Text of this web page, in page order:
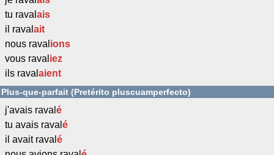
tu raval ais
il raval ait
nous raval ions
vous raval iez
ils raval aient
Plus-que-parfait (Pretérito pluscuamperfecto)
j'avais raval é
tu avais raval é
il avait raval é